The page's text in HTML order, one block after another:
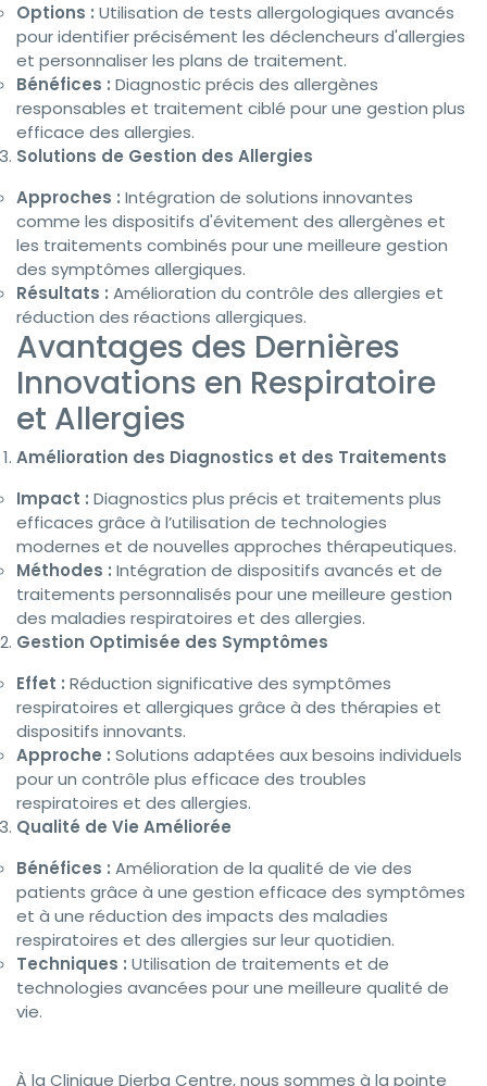
Options : Utilisation de tests allergologiques avancés
pour identifier précisément les déclencheurs d'allergies
et personnaliser les plans de traitement.
Bénéfices : Diagnostic précis des allergènes
responsables et traitement ciblé pour une gestion plus
efficace des allergies.
Solutions de Gestion des Allergies
Approches : Intégration de solutions innovantes
comme les dispositifs d'évitement des allergènes et
les traitements combinés pour une meilleure gestion
des symptômes allergiques.
Résultats : Amélioration du contrôle des allergies et
réduction des réactions allergiques.
Avantages des Dernières
Innovations en Respiratoire
et Allergies
Amélioration des Diagnostics et des Traitements
Impact : Diagnostics plus précis et traitements plus
efficaces grâce à l’utilisation de technologies
modernes et de nouvelles approches thérapeutiques.
Méthodes : Intégration de dispositifs avancés et de
traitements personnalisés pour une meilleure gestion
des maladies respiratoires et des allergies.
Gestion Optimisée des Symptômes
Effet : Réduction significative des symptômes
respiratoires et allergiques grâce à des thérapies et
dispositifs innovants.
Approche : Solutions adaptées aux besoins individuels
pour un contrôle plus efficace des troubles
respiratoires et des allergies.
Qualité de Vie Améliorée
Bénéfices : Amélioration de la qualité de vie des
patients grâce à une gestion efficace des symptômes
et à une réduction des impacts des maladies
respiratoires et des allergies sur leur quotidien.
Techniques : Utilisation de traitements et de
technologies avancées pour une meilleure qualité de
vie.
À la Clinique Djerba Centre, nous sommes à la pointe